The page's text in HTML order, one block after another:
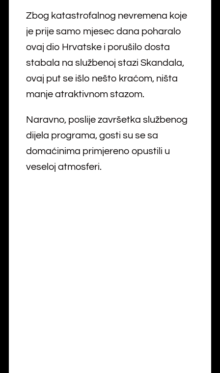
Zbog katastrofalnog nevremena koje
je prije samo mjesec dana poharalo
ovaj dio Hrvatske i porušilo dosta
stabala na službenoj stazi Skandala,
ovaj put se išlo nešto kraćom, ništa
manje atraktivnom stazom.
Naravno, poslije završetka službenog
dijela programa, gosti su se sa
domaćinima primjereno opustili u
veseloj atmosferi.